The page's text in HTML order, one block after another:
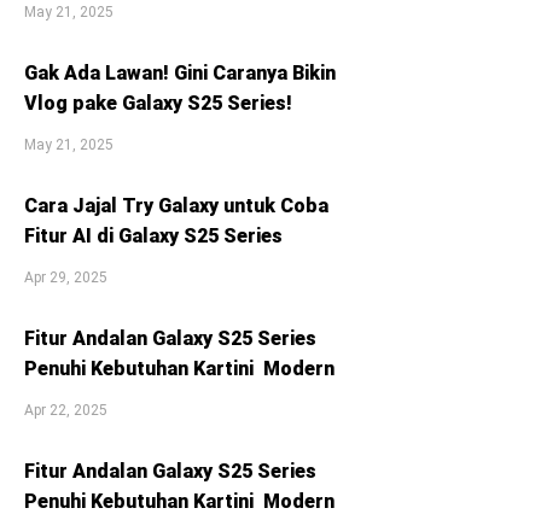
May 21, 2025
Gak Ada Lawan! Gini Caranya Bikin
Vlog pake Galaxy S25 Series!
May 21, 2025
Cara Jajal Try Galaxy untuk Coba
Fitur AI di Galaxy S25 Series
Apr 29, 2025
Fitur Andalan Galaxy S25 Series
Penuhi Kebutuhan Kartini Modern
Apr 22, 2025
Fitur Andalan Galaxy S25 Series
Penuhi Kebutuhan Kartini Modern